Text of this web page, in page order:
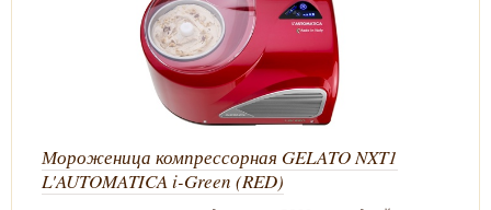
Мороженица компрессорная GELATO NXT1
L'AUTOMATICA i-Green (RED)